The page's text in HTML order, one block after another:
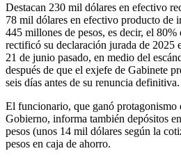
Destacan 230 mil dólares en efectivo
78 mil dólares en efectivo producto de
445 millones de pesos, es decir, el
rectificó su declaración jurada de 2025
21 de junio pasado, en medio del
después de que el exjefe de Gabinete
seis días antes de su renuncia definitiva.
El funcionario, que ganó protagonismo
Gobierno, informa también depósitos
pesos (unos 14 mil dólares según la
pesos en caja de ahorro.